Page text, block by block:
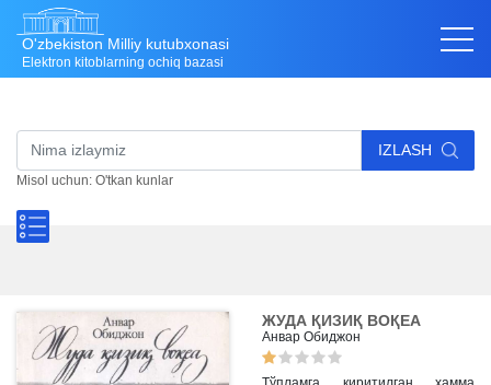
O'zbekiston Milliy kutubxonasi
Elektron kitoblarning ochiq bazasi
IZLASH
Misol uchun: O'tkan kunlar
ЖУДА ҚИЗИҚ ВОҚЕА
Анвар Обиджон